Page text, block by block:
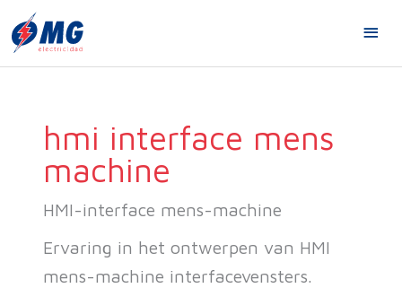
naar
inhoud
hmi interface mens
machine
HMI-interface mens-machine
Ervaring in het ontwerpen van HMI
mens-machine interfacevensters.